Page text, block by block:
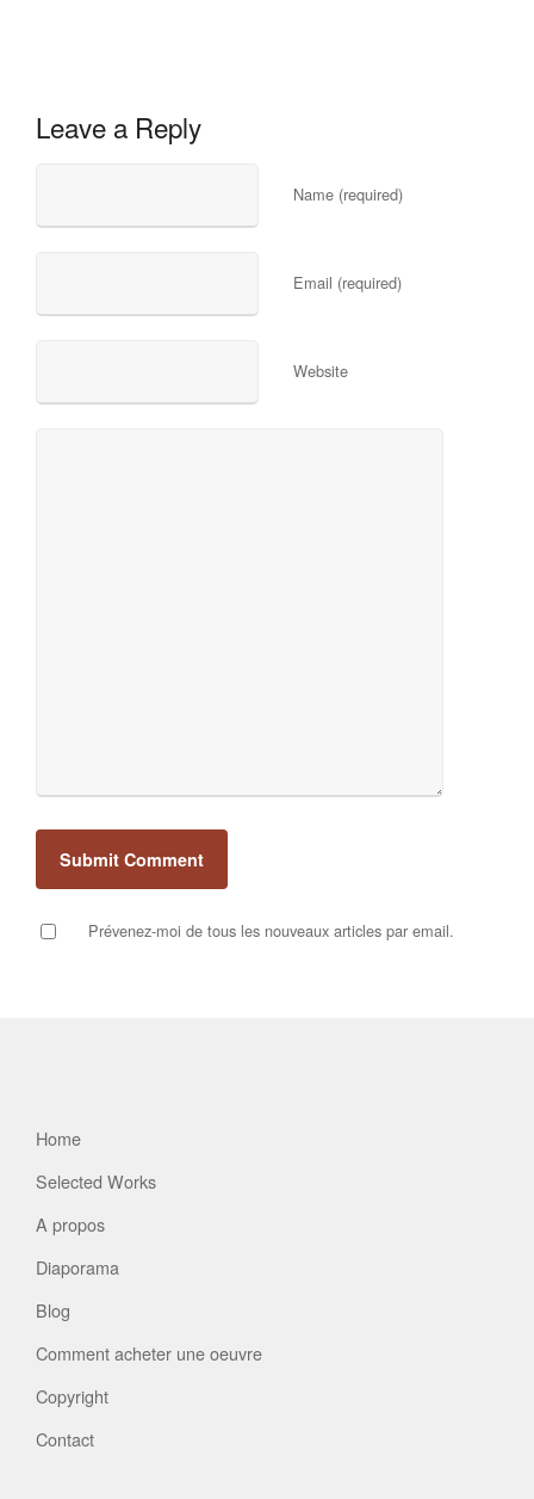
Leave a Reply
Name (required)
Email (required)
Website
Prévenez-moi de tous les nouveaux articles par email.
Home
Selected Works
A propos
Diaporama
Blog
Comment acheter une oeuvre
Copyright
Contact